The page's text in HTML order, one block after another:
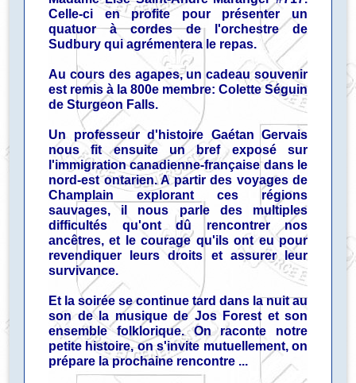
Celle-ci en profite pour présenter un
quatuor à cordes de l'orchestre de
Sudbury qui agrémentera le repas.
Au cours des agapes, un cadeau souvenir
est remis à la 800e membre: Colette Séguin
de Sturgeon Falls.
Un professeur d'histoire Gaétan Gervais
nous fit ensuite un bref exposé sur
l'immigration canadienne-française dans le
nord-est ontarien. A partir des voyages de
Champlain explorant ces régions
sauvages, il nous parle des multiples
difficultés qu'ont dû rencontrer nos
ancêtres, et le courage qu'ils ont eu pour
revendiquer leurs droits et assurer leur
survivance.
Et la soirée se continue tard dans la nuit au
son de la musique de Jos Forest et son
ensemble folklorique. On raconte notre
petite histoire, on s'invite mutuellement, on
prépare la prochaine rencontre ...